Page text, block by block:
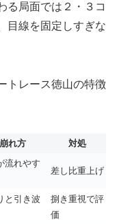
る局面では２・３コ
目線を固定しすぎな
トレース徳山の特徴
崩れ方
対処
流れやす
差し比重上げ
と引き波
捌き重視で評
価